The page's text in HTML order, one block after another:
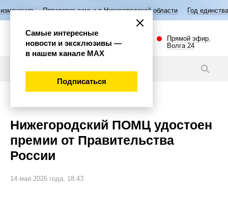
семьи в Нижегородской области Год единства народов России
Прямой эфир.
Волга 24
Нижегородский ПОМЦ удостоен
премии от Правительства
России
14 мая 2026 года, 18:43
Самые интересные
новости и эксклюзивы —
в нашем канале МАХ
Подписаться